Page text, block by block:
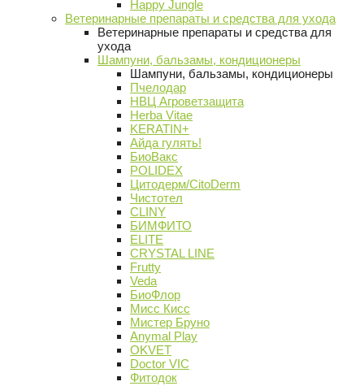
Happy Jungle
Ветеринарные препараты и средства для ухода
Ветеринарные препараты и средства для
ухода
Шампуни, бальзамы, кондиционеры
Шампуни, бальзамы, кондиционеры
Пчелодар
НВЦ Агроветзащита
Herba Vitae
KERATIN+
Айда гулять!
БиоВакс
POLIDEX
Цитодерм/CitoDerm
Чистотел
CLINY
БИМФИТО
ELITE
CRYSTAL LINE
Frutty
Veda
БиоФлор
Мисс Кисс
Мистер Бруно
Anymal Play
OKVET
Doctor VIC
Фитодок